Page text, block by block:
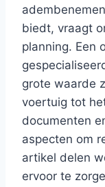
biedt, vraagt
planning. Een
grote waarde
voertuig tot
documenten
aspecten om
artikel delen
ervoor te